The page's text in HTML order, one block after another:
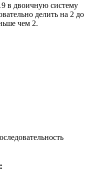
в двоичную систему
делить на 2 до
чем 2.